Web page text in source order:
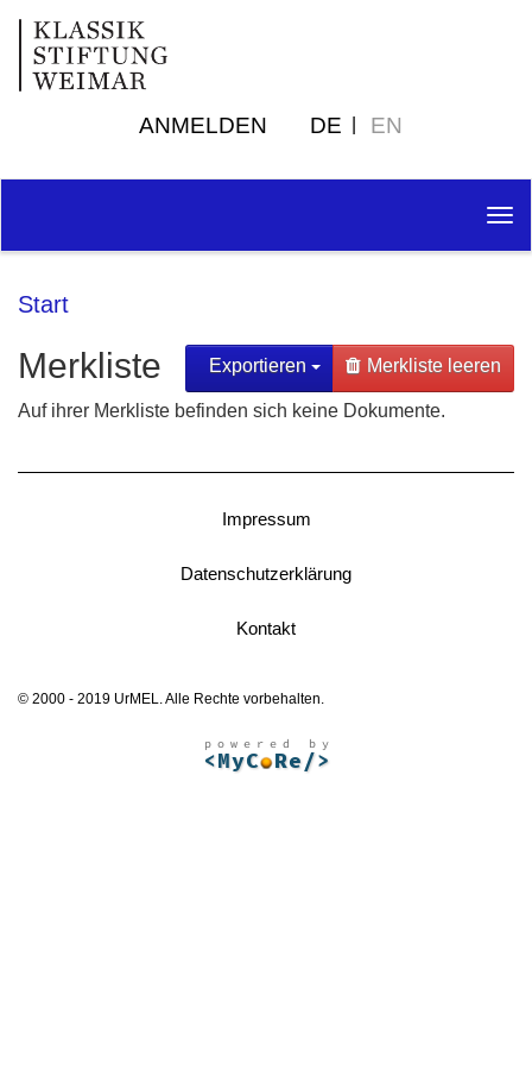
ANMELDEN DE EN
Start
Exportieren Merkliste leeren
Merkliste
Auf ihrer Merkliste befinden sich keine Dokumente.
Impressum
Datenschutzerklärung
Kontakt
© 2000 - 2019 UrMEL. Alle Rechte vorbehalten.